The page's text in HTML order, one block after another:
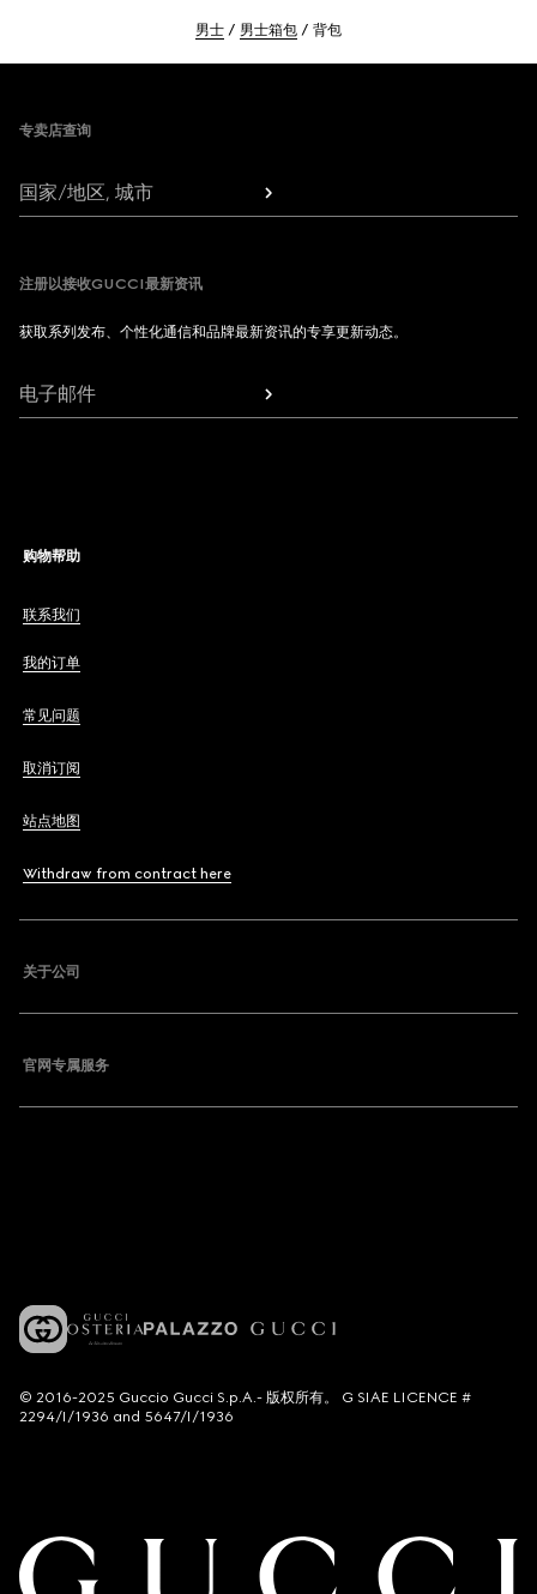
男士 男士箱包 背包
专卖店查询
国家/地区, 城市
注册以接收GUCCI最新资讯
获取系列发布、个性化通信和品牌最新资讯的专享更新动态。
电子邮件
购物帮助
联系我们
我的订单
常见问题
取消订阅
站点地图
Withdraw from contract here
关于公司
官网专属服务
© 2016-2025 Guccio Gucci S.p.A.- 版权所有。 G SIAE LICENCE #
2294/I/1936 and 5647/I/1936